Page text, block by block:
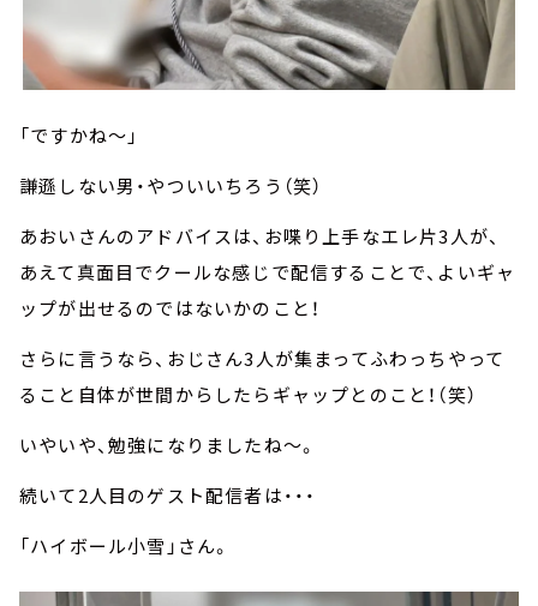
「ですかね～」
謙遜しない男・やついいちろう（笑）
あおいさんのアドバイスは、お喋り上手なエレ片3人が、
あえて真面目でクールな感じで配信することで、よいギャ
ップが出せるのではないかのこと！
さらに言うなら、おじさん3人が集まってふわっちやって
ること自体が世間からしたらギャップとのこと！（笑）
いやいや、勉強になりましたね～。
続いて2人目のゲスト配信者は・・・
「ハイボール小雪」さん。